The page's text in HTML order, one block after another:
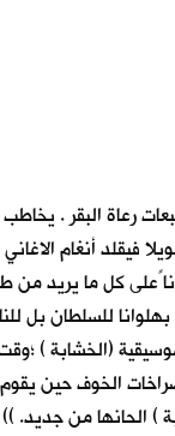
رعاة البقر .
أنغام
ًعلى كل ما يريد من
للسلطان
(الخشابة )
الخوف حين
) الحانها من جديد.